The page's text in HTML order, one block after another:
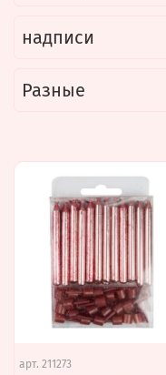
надписи
Разные
арт. 211273